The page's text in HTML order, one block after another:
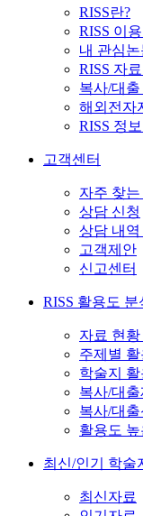
RISS란?
RISS 이
내 관심
RISS 자
복사/대
해외전자
RISS 정
고객센터
자주 찾는
상담 신청
상담 내역
고객제안
신고센터
RISS 활용도 분
자료 현황
주제별
학술지
복사/대
복사/대
활용도 높
최신/인기 학술
최신자료